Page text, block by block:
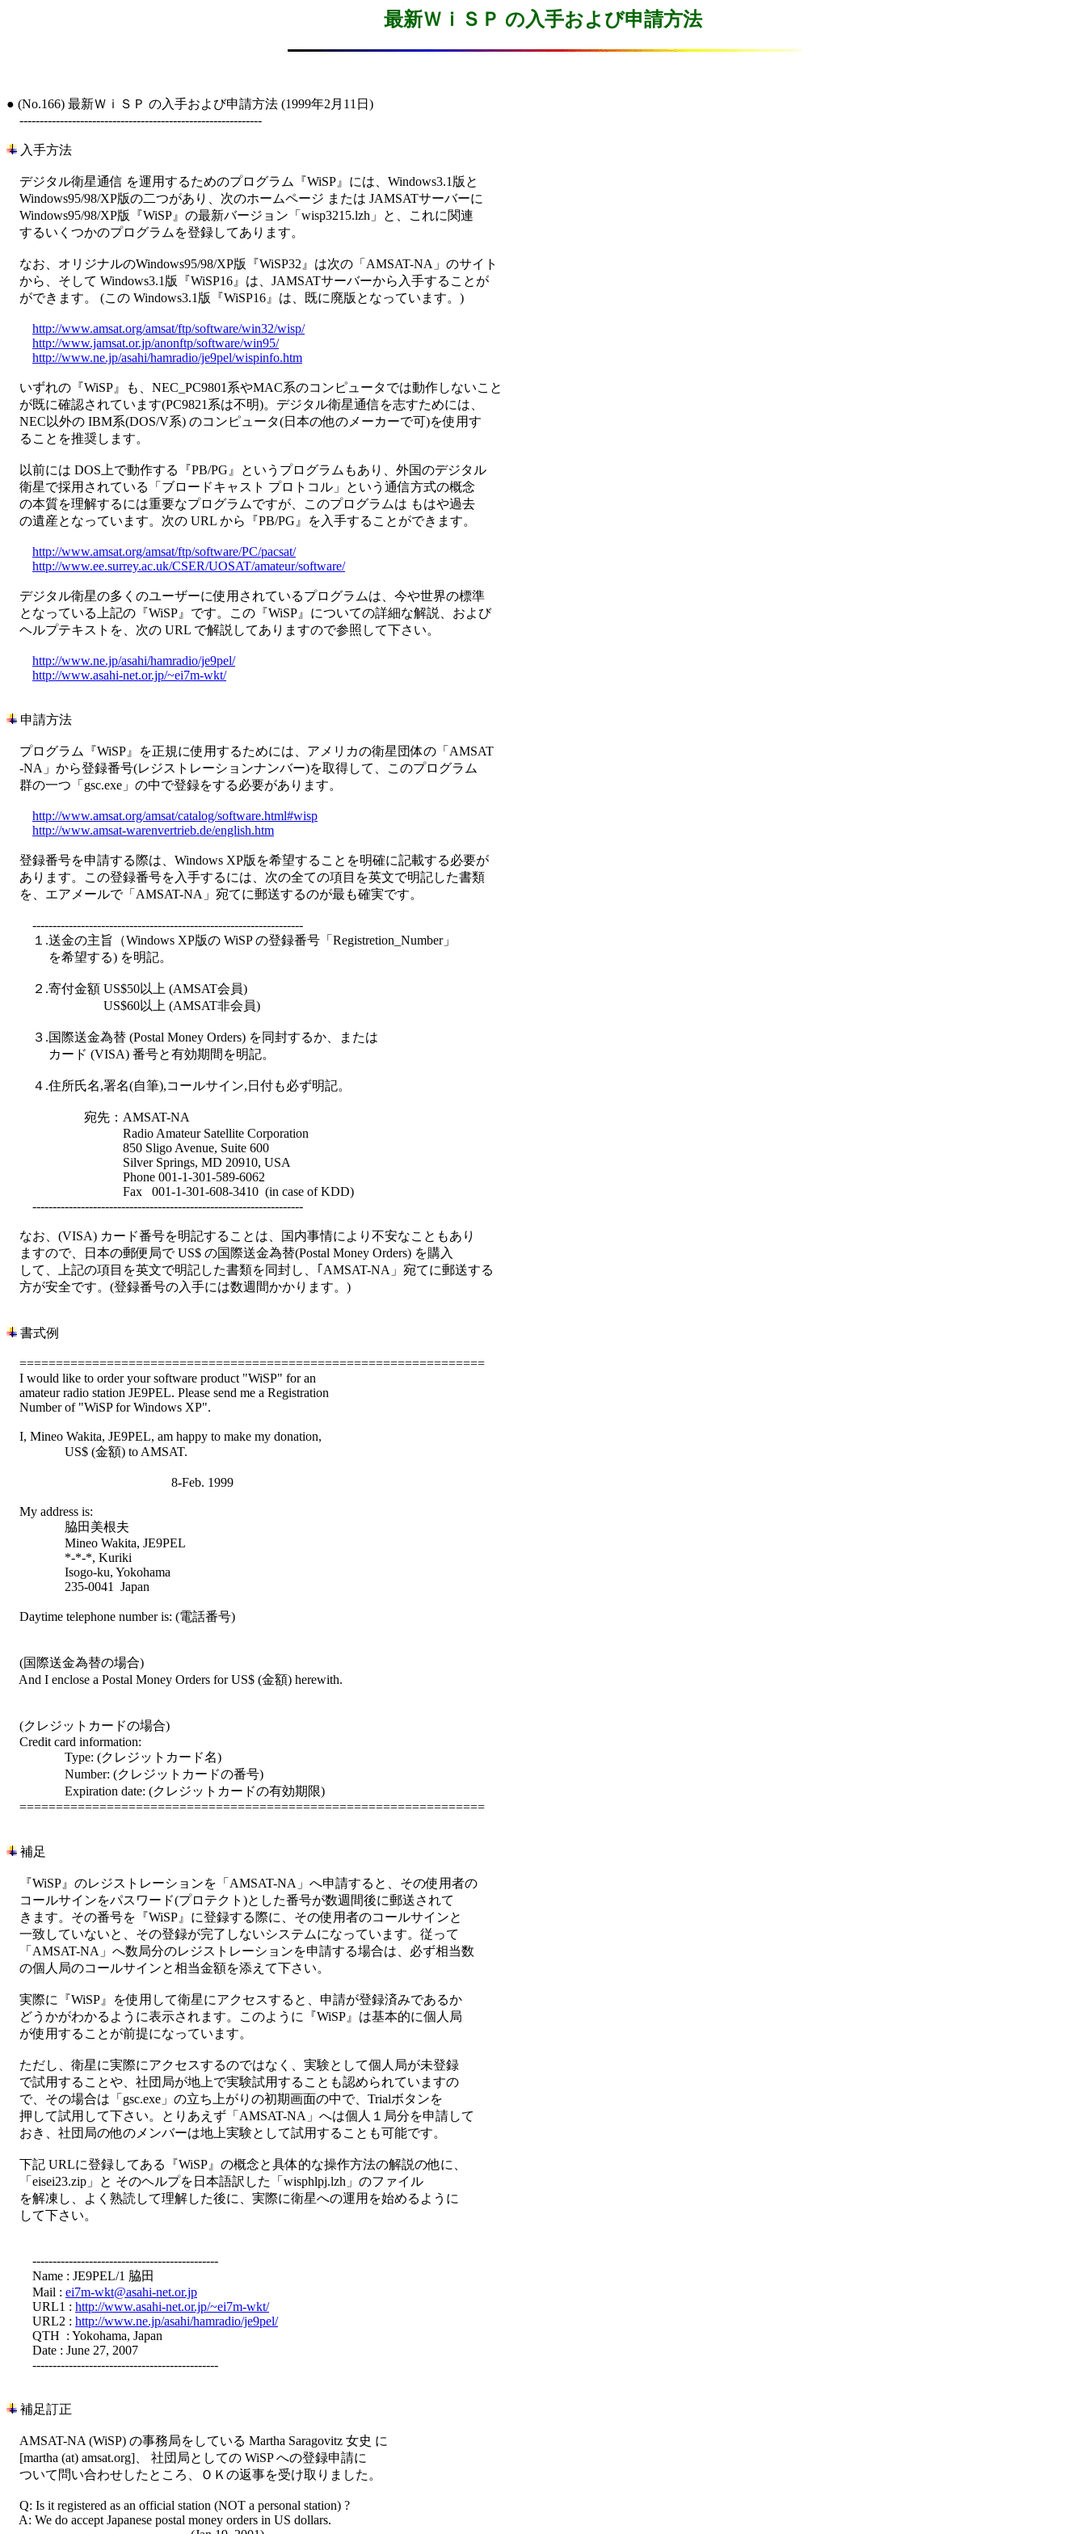
最新ＷｉＳＰ の入手および申請方法
● (No.166) 最新ＷｉＳＰ の入手および申請方法 (1999年2月11日)
------------------------------------------------------------
入手方法
デジタル衛星通信 を運用するためのプログラム『WiSP』には、Windows3.1版と
Windows95/98/XP版の二つがあり、次のホームページ または JAMSATサーバーに
Windows95/98/XP版『WiSP』の最新バージョン「wisp3215.lzh」と、これに関連
するいくつかのプログラムを登録してあります。
なお、オリジナルのWindows95/98/XP版『WiSP32』は次の「AMSAT-NA」のサイト
から、そして Windows3.1版『WiSP16』は、JAMSATサーバーから入手することが
ができます。 (この Windows3.1版『WiSP16』は、既に廃版となっています。)
http://www.amsat.org/amsat/ftp/software/win32/wisp/
http://www.jamsat.or.jp/anonftp/software/win95/
http://www.ne.jp/asahi/hamradio/je9pel/wispinfo.htm
いずれの『WiSP』も、NEC_PC9801系やMAC系のコンピュータでは動作しないこと
が既に確認されています(PC9821系は不明)。デジタル衛星通信を志すためには、
NEC以外の IBM系(DOS/V系) のコンピュータ(日本の他のメーカーで可)を使用す
ることを推奨します。
以前には DOS上で動作する『PB/PG』というプログラムもあり、外国のデジタル
衛星で採用されている「ブロードキャスト プロトコル」という通信方式の概念
の本質を理解するには重要なプログラムですが、このプログラムは もはや過去
の遺産となっています。次の URL から『PB/PG』を入手することができます。
http://www.amsat.org/amsat/ftp/software/PC/pacsat/
http://www.ee.surrey.ac.uk/CSER/UOSAT/amateur/software/
デジタル衛星の多くのユーザーに使用されているプログラムは、今や世界の標準
となっている上記の『WiSP』です。この『WiSP』についての詳細な解説、および
ヘルプテキストを、次の URL で解説してありますので参照して下さい。
http://www.ne.jp/asahi/hamradio/je9pel/
http://www.asahi-net.or.jp/~ei7m-wkt/
申請方法
プログラム『WiSP』を正規に使用するためには、アメリカの衛星団体の「AMSAT
-NA」から登録番号(レジストレーションナンバー)を取得して、このプログラム
群の一つ「gsc.exe」の中で登録をする必要があります。
http://www.amsat.org/amsat/catalog/software.html#wisp
http://www.amsat-warenvertrieb.de/english.htm
登録番号を申請する際は、Windows XP版を希望することを明確に記載する必要が
あります。この登録番号を入手するには、次の全ての項目を英文で明記した書類
を、エアメールで「AMSAT-NA」宛てに郵送するのが最も確実です。
-------------------------------------------------------------------
１.送金の主旨（Windows XP版の WiSP の登録番号「Registretion_Number」
を希望する) を明記。
２.寄付金額 US$50以上 (AMSAT会員)
US$60以上 (AMSAT非会員)
３.国際送金為替 (Postal Money Orders) を同封するか、または
カード (VISA) 番号と有効期間を明記。
４.住所氏名,署名(自筆),コールサイン,日付も必ず明記。
宛先：AMSAT-NA
Radio Amateur Satellite Corporation
850 Sligo Avenue, Suite 600
Silver Springs, MD 20910, USA
Phone 001-1-301-589-6062
Fax   001-1-301-608-3410  (in case of KDD)
-------------------------------------------------------------------
なお、(VISA) カード番号を明記することは、国内事情により不安なこともあり
ますので、日本の郵便局で US$ の国際送金為替(Postal Money Orders) を購入
して、上記の項目を英文で明記した書類を同封し、｢AMSAT-NA」宛てに郵送する
方が安全です。(登録番号の入手には数週間かかります。)
書式例
    ================================================================
    I would like to order your software product "WiSP" for an
    amateur radio station JE9PEL. Please send me a Registration
    Number of "WiSP for Windows XP".
    I, Mineo Wakita, JE9PEL, am happy to make my donation,
                  US$ (金額) to AMSAT.
                                                   8-Feb. 1999
    My address is:
                  脇田美根夫
                  Mineo Wakita, JE9PEL
                  *-*-*, Kuriki
                  Isogo-ku, Yokohama
                  235-0041  Japan
    Daytime telephone number is: (電話番号)
    (国際送金為替の場合)
    And I enclose a Postal Money Orders for US$ (金額) herewith.
    (クレジットカードの場合)
    Credit card information:
                  Type: (クレジットカード名)
                  Number: (クレジットカードの番号)
                  Expiration date: (クレジットカードの有効期限)
    ================================================================
補足
『WiSP』のレジストレーションを「AMSAT-NA」へ申請すると、その使用者の
コールサインをパスワード(プロテクト)とした番号が数週間後に郵送されて
きます。その番号を『WiSP』に登録する際に、その使用者のコールサインと
一致していないと、その登録が完了しないシステムになっています。従って
「AMSAT-NA」へ数局分のレジストレーションを申請する場合は、必ず相当数
の個人局のコールサインと相当金額を添えて下さい。
実際に『WiSP』を使用して衛星にアクセスすると、申請が登録済みであるか
どうかがわかるように表示されます。このように『WiSP』は基本的に個人局
が使用することが前提になっています。
ただし、衛星に実際にアクセスするのではなく、実験として個人局が未登録
で試用することや、社団局が地上で実験試用することも認められていますの
で、その場合は「gsc.exe」の立ち上がりの初期画面の中で、Trialボタンを
押して試用して下さい。とりあえず「AMSAT-NA」へは個人１局分を申請して
おき、社団局の他のメンバーは地上実験として試用することも可能です。
下記 URLに登録してある『WiSP』の概念と具体的な操作方法の解説の他に、
「eisei23.zip」と そのヘルプを日本語訳した「wisphlpj.lzh」のファイル
を解凍し、よく熟読して理解した後に、実際に衛星への運用を始めるように
して下さい。
----------------------------------------------
Name : JE9PEL/1 脇田
Mail : ei7m-wkt@asahi-net.or.jp
URL1 : http://www.asahi-net.or.jp/~ei7m-wkt/
URL2 : http://www.ne.jp/asahi/hamradio/je9pel/
QTH  : Yokohama, Japan
Date : June 27, 2007
----------------------------------------------
補足訂正
AMSAT-NA (WiSP) の事務局をしている Martha Saragovitz 女史 に
[martha (at) amsat.org]、 社団局としての WiSP への登録申請に
ついて問い合わせしたところ、ＯＫの返事を受け取りました。
Q: Is it registered as an official station (NOT a personal station) ?
A: We do accept Japanese postal money orders in US dollars.